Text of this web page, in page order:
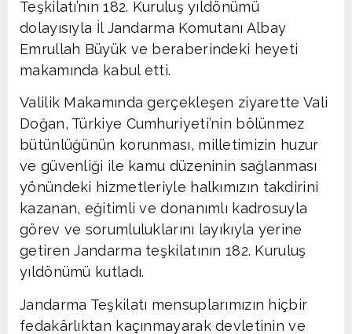
Teşkilatı’nın 182. Kuruluş yıldönümü
dolayısıyla İl Jandarma Komutanı Albay
Emrullah Büyük ve beraberindeki heyeti
makamında kabul etti.
Valilik Makamında gerçekleşen ziyarette Vali
Doğan, Türkiye Cumhuriyeti’nin bölünmez
bütünlüğünün korunması, milletimizin huzur
ve güvenliği ile kamu düzeninin sağlanması
yönündeki hizmetleriyle halkımızın takdirini
kazanan, eğitimli ve donanımlı kadrosuyla
görev ve sorumluluklarını layıkıyla yerine
getiren Jandarma teşkilatının 182. Kuruluş
yıldönümü kutladı.
Jandarma Teşkilatı mensuplarımızın hiçbir
fedakârlıktan kaçınmayarak devletinin ve